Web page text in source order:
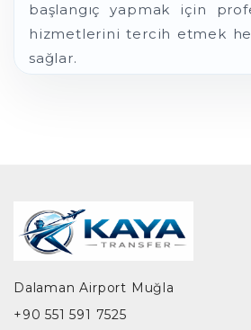
başlangıç yapmak için
hizmetlerini tercih etmek
sağlar.
Dalaman Airport Muğla
+90 551 591 7525